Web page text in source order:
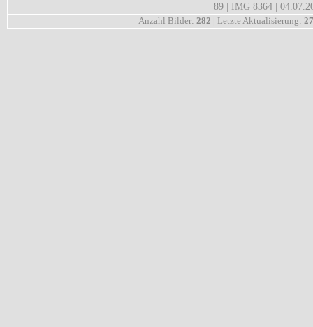
89 | IMG 8364 |
Anzahl Bilder: 282 | Letzte Aktualisierung: